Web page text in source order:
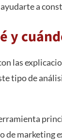
a
y
las
tipo de
de marketing